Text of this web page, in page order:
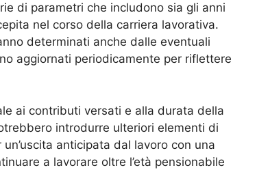
di parametri che includono sia gli anni
nel corso della carriera lavorativa.
determinati anche dalle eventuali
aggiornati periodicamente per riflettere
ai contributi versati e alla durata della
introdurre ulteriori elementi di
anticipata dal lavoro con una
a lavorare oltre l’età pensionabile